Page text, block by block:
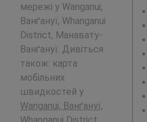
мережі у Wanganui,
Ванґануї, Whanganui
District, Манавату-
Ванґануї. Дивіться
також: карта
мобільних
швидкостей у
Wanganui, Ванґануї,